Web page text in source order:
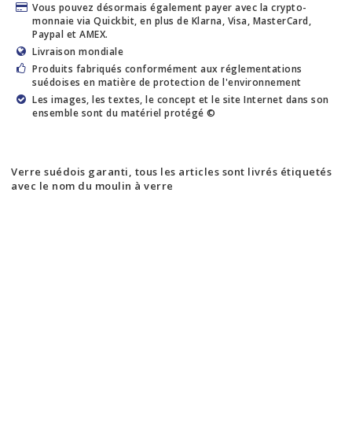
Vous pouvez désormais également payer avec la crypto-
monnaie via Quickbit, en plus de Klarna, Visa, MasterCard,
Paypal et AMEX.
Livraison mondiale
Produits fabriqués conformément aux réglementations
suédoises en matière de protection de l'environnement
Les images, les textes, le concept et le site Internet dans son
ensemble sont du matériel protégé ©
Verre suédois garanti, tous les articles sont livrés étiquetés
avec le nom du moulin à verre